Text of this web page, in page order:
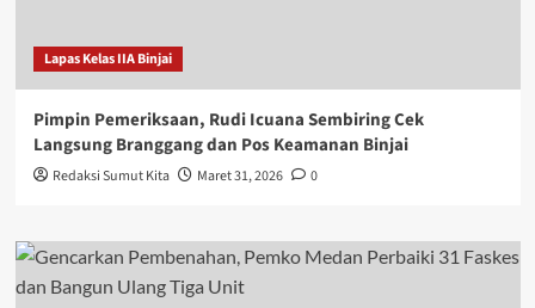
Lapas Kelas IIA Binjai
Pimpin Pemeriksaan, Rudi Icuana Sembiring Cek
Langsung Branggang dan Pos Keamanan Binjai
Redaksi Sumut Kita Maret 31, 2026 0